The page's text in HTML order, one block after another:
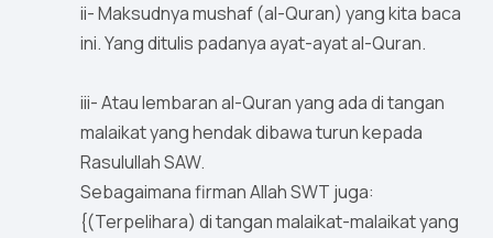
ii- Maksudnya mushaf (al-Quran) yang kita baca
ini. Yang ditulis padanya ayat-ayat al-Quran.
iii- Atau lembaran al-Quran yang ada di tangan
malaikat yang hendak dibawa turun kepada
Rasulullah SAW.
Sebagaimana firman Allah SWT juga:
{(Terpelihara) di tangan malaikat-malaikat yang